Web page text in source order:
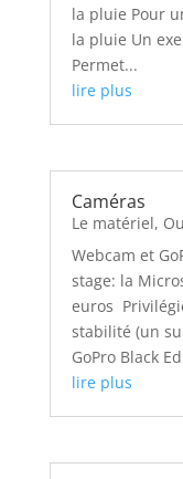
la pluie Pour
la pluie Un
Permet...
lire plus
Caméras
Le matériel,
Webcam et
stage: la
euros
stabilité (un
GoPro Black
lire plus